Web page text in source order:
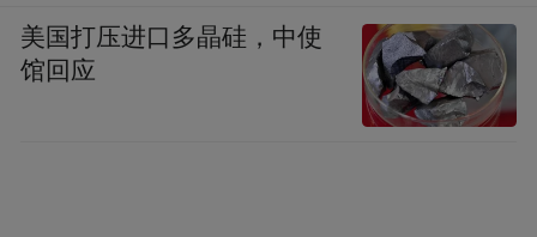
美国打压进口多晶硅，中使
馆回应